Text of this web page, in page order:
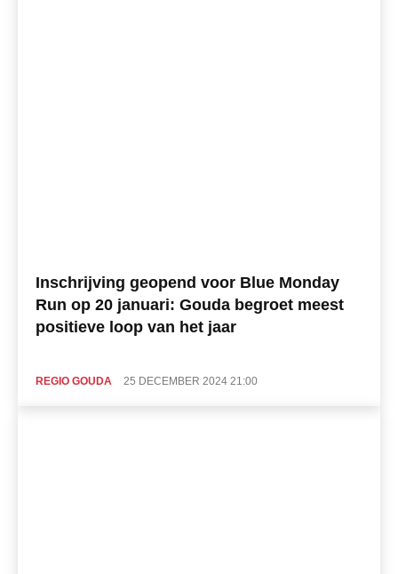
Inschrijving geopend voor Blue Monday
Run op 20 januari: Gouda begroet meest
positieve loop van het jaar
REGIO GOUDA 25 DECEMBER 2024 21:00